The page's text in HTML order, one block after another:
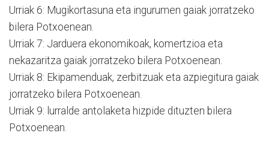
Urriak 6: Mugikortasuna eta ingurumen gaiak jorratzeko
bilera Potxoenean.
Urriak 7: Jarduera ekonomikoak, komertzioa eta
nekazaritza gaiak jorratzeko bilera Potxoenean.
Urriak 8: Ekipamenduak, zerbitzuak eta azpiegitura gaiak
jorratzeko bilera Potxoenean.
Urriak 9: lurralde antolaketa hizpide dituzten bilera
Potxoenean.